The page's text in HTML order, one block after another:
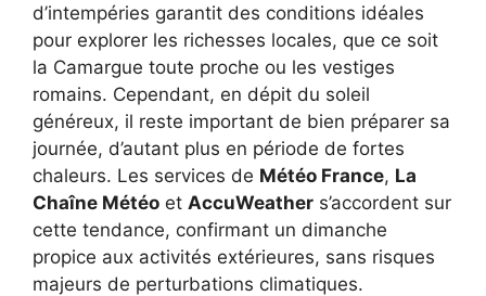
d’intempéries garantit des conditions idéales
pour explorer les richesses locales, que ce soit
la Camargue toute proche ou les vestiges
romains. Cependant, en dépit du soleil
généreux, il reste important de bien préparer sa
journée, d’autant plus en période de fortes
chaleurs. Les services de Météo France, La
Chaîne Météo et AccuWeather s’accordent sur
cette tendance, confirmant un dimanche
propice aux activités extérieures, sans risques
majeurs de perturbations climatiques.